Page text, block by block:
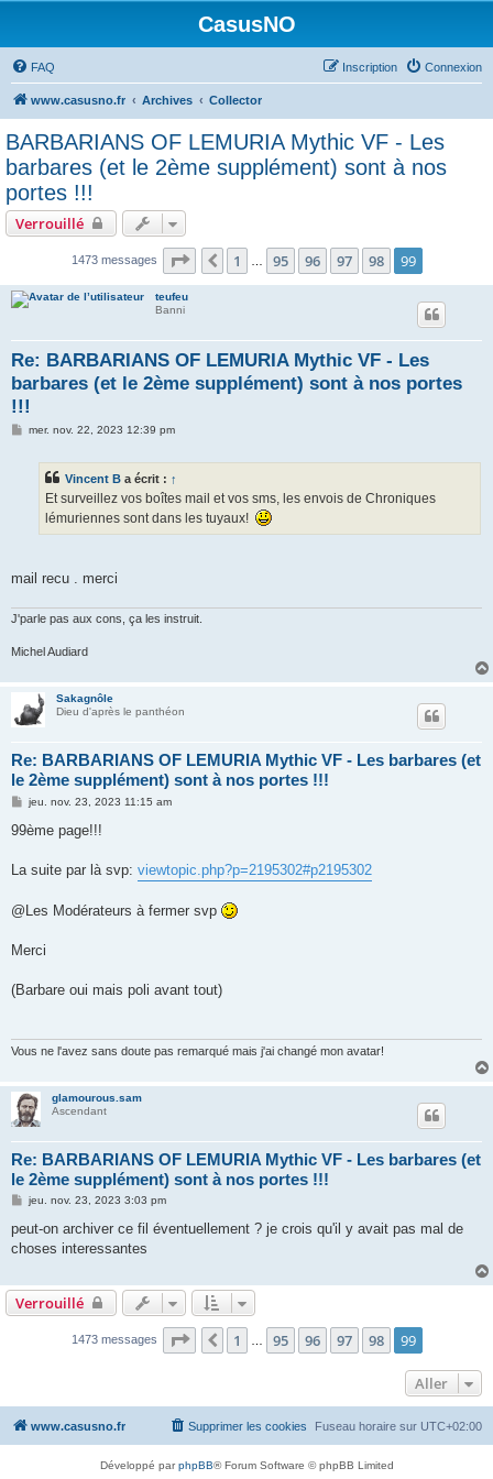
CasusNO
FAQ Connexion
Inscription
www.casusno.fr Archives Collector
BARBARIANS OF LEMURIA Mythic VF - Les
barbares (et le 2ème supplément) sont à nos
portes !!!
Verrouillé
1473 messages Page 99 sur 99
Précédent
1 95 96 97 98 99
teufeu
Banni
Re: BARBARIANS OF LEMURIA Mythic VF - Les
barbares (et le 2ème supplément) sont à nos portes
!!!
Mmer. nov. 22, 2023 12:39 pm
Vincent B a écrit : ↑
Et surveillez vos boîtes mail et vos sms, les envois de Chroniques
lémuriennes sont dans les tuyaux!
mail recu . merci
J'parle pas aux cons, ça les instruit.
Michel Audiard
Sakagnôle
Dieu d'après le panthéon
Re: BARBARIANS OF LEMURIA Mythic VF - Les barbares (et
le 2ème supplément) sont à nos portes !!!
M
s
g
jeu. nov. 23, 2023 11:15 am
99ème page!!!
La suite par là svp: viewtopic.php?p=2195302#p2195302
@Les Modérateurs à fermer svp
Merci
(Barbare oui mais poli avant tout)
Vous ne l'avez sans doute pas remarqué mais j'ai changé mon avatar!
glamourous.sam
Ascendant
Re: BARBARIANS OF LEMURIA Mythic VF - Les barbares (et
le 2ème supplément) sont à nos portes !!!
M
s
a
jeu. nov. 23, 2023 3:03 pm
peut-on archiver ce fil éventuellement ? je crois qu'il y avait pas mal de
choses interessantes
Verrouillé
1473 messages Page 99 sur 99
Précédent
1 95 96 97 98 99
Aller
www.casusno.fr Fuseau horaire sur UTC+02:00
Supprimer les cookies
Développé parphpBB® Forum Software © phpBB Limited